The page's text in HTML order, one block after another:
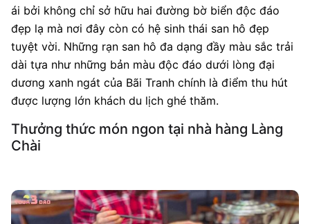
ái bởi không chỉ sở hữu hai đường bờ biển độc đáo
đẹp lạ mà nơi đây còn có hệ sinh thái san hô đẹp
tuyệt vời. Những rạn san hô đa dạng đầy màu sắc trải
dài tựa như những bản màu độc đáo dưới lòng đại
dương xanh ngát của Bãi Tranh chính là điểm thu hút
được lượng lớn khách du lịch ghé thăm.
Thưởng thức món ngon tại nhà hàng Làng
Chài